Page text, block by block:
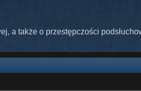
a także o przestępczości